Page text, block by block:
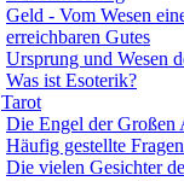
Geld - Vom Wesen
erreichbaren Gutes
Ursprung und Wesen
Was ist Esoterik?
Tarot
Die Engel der Großen
Häufig gestellte
Die vielen Gesichter